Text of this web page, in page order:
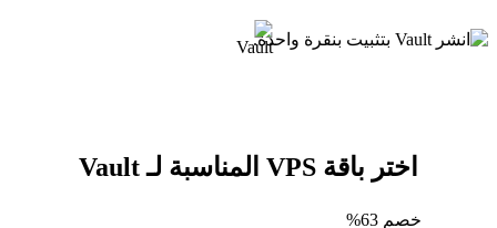
اختر باقة VPS المناسبة لـ Vault
خصم 63%